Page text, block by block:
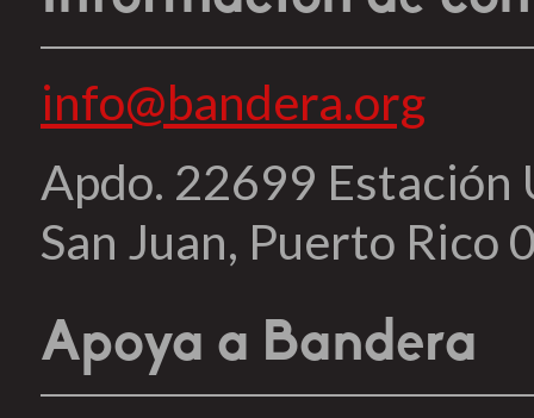
info@bandera.org
Apdo. 22699 Estación
San Juan, Puerto Rico
Apoya a Bandera